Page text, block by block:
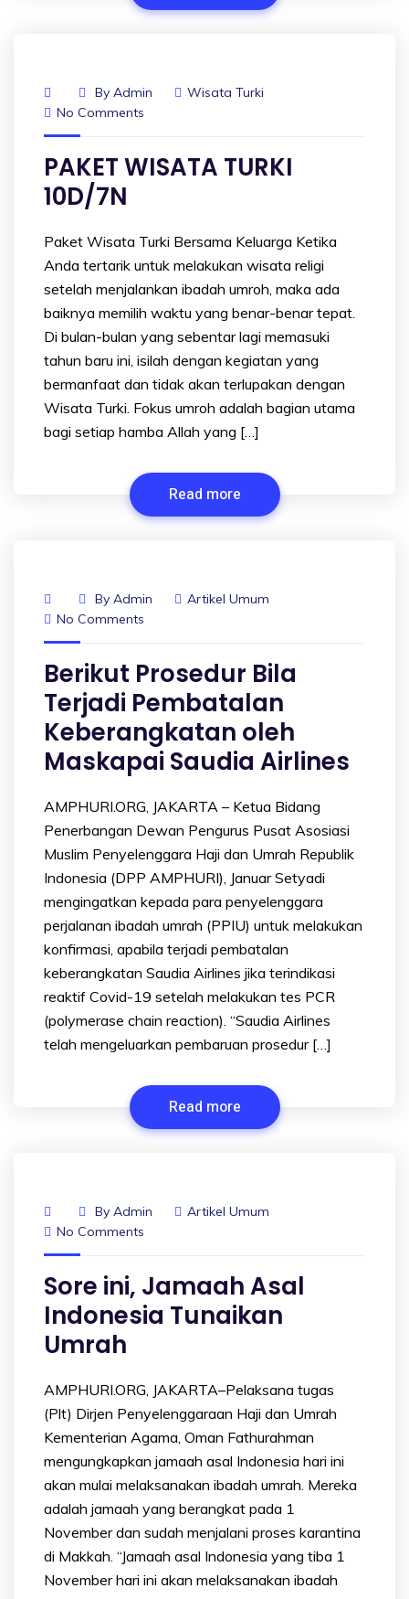
By Admin
Wisata Turki
No Comments
PAKET WISATA TURKI
10D/7N
Paket Wisata Turki Bersama Keluarga Ketika
Anda tertarik untuk melakukan wisata religi
setelah menjalankan ibadah umroh, maka ada
baiknya memilih waktu yang benar-benar tepat.
Di bulan-bulan yang sebentar lagi memasuki
tahun baru ini, isilah dengan kegiatan yang
bermanfaat dan tidak akan terlupakan dengan
Wisata Turki. Fokus umroh adalah bagian utama
bagi setiap hamba Allah yang […]
Read more
By Admin
Artikel Umum
No Comments
Berikut Prosedur Bila
Terjadi Pembatalan
Keberangkatan oleh
Maskapai Saudia Airlines
AMPHURI.ORG, JAKARTA – Ketua Bidang
Penerbangan Dewan Pengurus Pusat Asosiasi
Muslim Penyelenggara Haji dan Umrah Republik
Indonesia (DPP AMPHURI), Januar Setyadi
mengingatkan kepada para penyelenggara
perjalanan ibadah umrah (PPIU) untuk melakukan
konfirmasi, apabila terjadi pembatalan
keberangkatan Saudia Airlines jika terindikasi
reaktif Covid-19 setelah melakukan tes PCR
(polymerase chain reaction). “Saudia Airlines
telah mengeluarkan pembaruan prosedur […]
Read more
By Admin
Artikel Umum
No Comments
Sore ini, Jamaah Asal
Indonesia Tunaikan
Umrah
AMPHURI.ORG, JAKARTA–Pelaksana tugas
(Plt) Dirjen Penyelenggaraan Haji dan Umrah
Kementerian Agama, Oman Fathurahman
mengungkapkan jamaah asal Indonesia hari ini
akan mulai melaksanakan ibadah umrah. Mereka
adalah jamaah yang berangkat pada 1
November dan sudah menjalani proses karantina
di Makkah. “Jamaah asal Indonesia yang tiba 1
November hari ini akan melaksanakan ibadah